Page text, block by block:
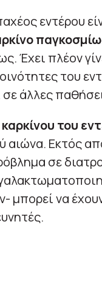
εντέρου
Έχει πλέον
του
άλλες
του
Εκτός
σε
μπορεί να